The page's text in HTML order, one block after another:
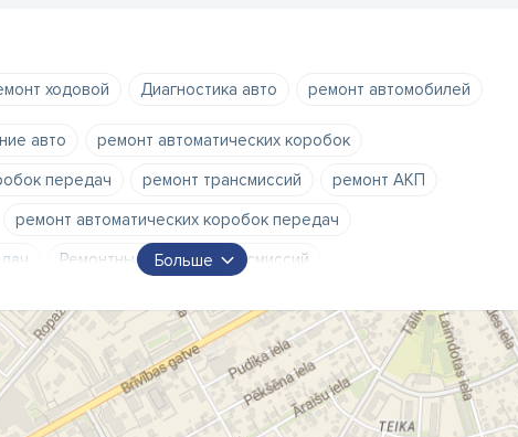
ходовой Диагностика авто ремонт автомобилей
авто
ремонт автоматических коробок
передач
ремонт трансмиссий
ремонт АКП
ремонт автоматических коробок передач
Ремонтные работы трансмиссий
трансмиссии
обслуживание автоматической
демонтаж коробок передач
снятие коробок передач
ААКП АКП АПК
Aisin ремонт блоков управления
Больше